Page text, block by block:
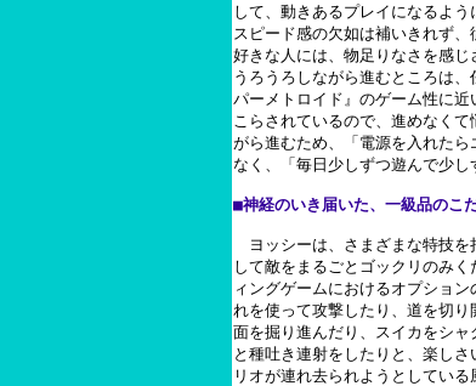
して、動きあるプレイになるよ
スピード感の欠如は補いきれず
好きな人には、物足りなさを感
うろうろしながら進むところは
パーメトロイド』のゲーム性に
こらされているので、進めなく
がら進むため、「電源を入れた
なく、「毎日少しずつ遊んで少し
■神経のいき届いた、一級品のこ
ヨッシーは、さまざまな特技を
して敵をまるごとゴックリのみ
ィングゲームにおけるオプショ
れを使って攻撃したり、道を切
面を掘り進んだり、スイカをシ
と種吐き連射をしたりと、楽し
リオが連れ去られようとしてい